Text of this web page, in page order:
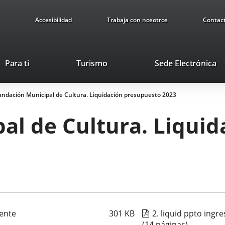
Accesibilidad Trabaja con nosotros
Para ti TurismoEste
se
abrirá
ventana
Sede Electrónica
Municipal de Cultura. Liquidación presupuesto 2023
de Cultura.
301 KB
2. liquid ppto